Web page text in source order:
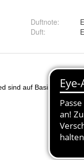
Duftnote:
Duft: